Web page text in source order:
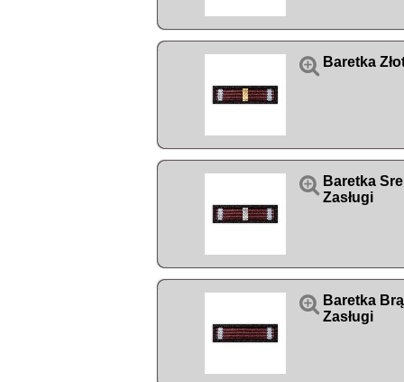
 Baretka
 Baretka
Zasługi
 Baretka
Zasługi